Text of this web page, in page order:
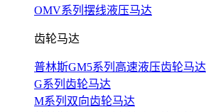
OMV系列摆线液压马达
齿轮马达
普林斯GM5系列高速液压齿轮马达
G系列齿轮马达
M系列双向齿轮马达